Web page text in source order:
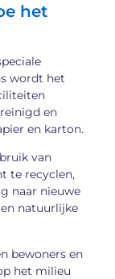
het
wordt het
en
en karton.
van
te recyclen,
naar nieuwe
natuurlijke
bewoners en
het milieu